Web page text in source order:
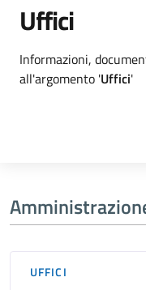
Uffici
Dettagli
Informazioni,
all'argomento 'Uffici'
UFFICI